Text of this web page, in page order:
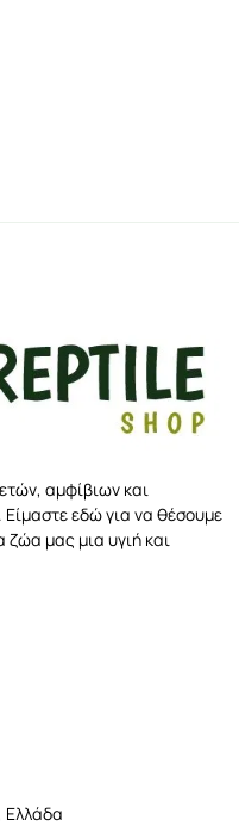
αμφίβιων και
εδώ για να θέσουμε
μας μια υγιή και
Ελλάδα